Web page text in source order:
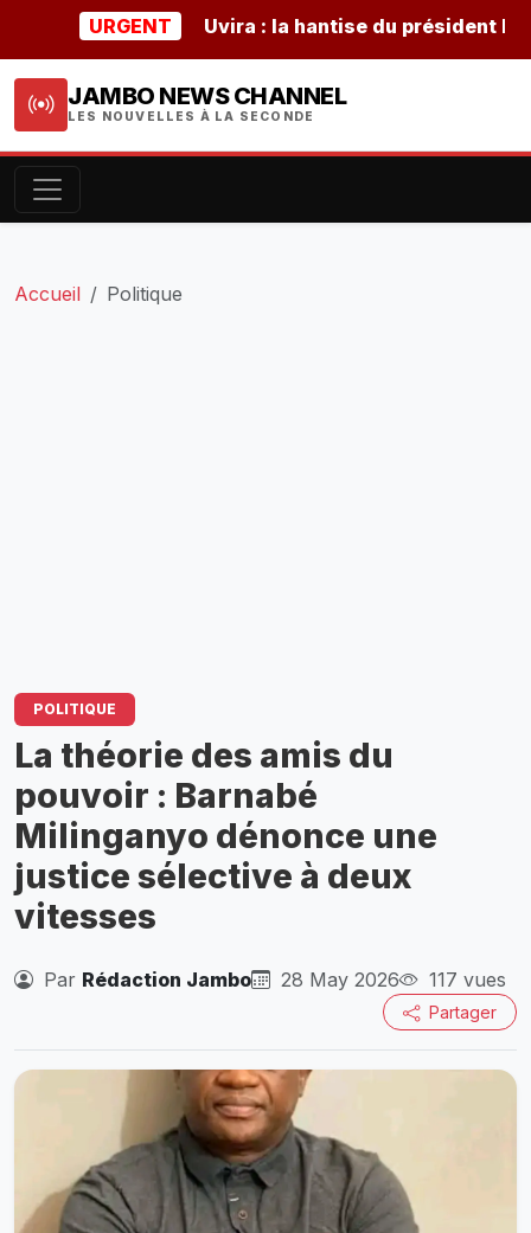
URGENT Uvira : la hantise du président
JAMBO NEWS CHANNEL
LES NOUVELLES À LA SECONDE
Accueil Politique
POLITIQUE
La théorie des amis du
pouvoir : Barnabé
Milinganyo dénonce une
justice sélective à deux
vitesses
Par Rédaction Jambo 28 May 2026 117 vues
Partager